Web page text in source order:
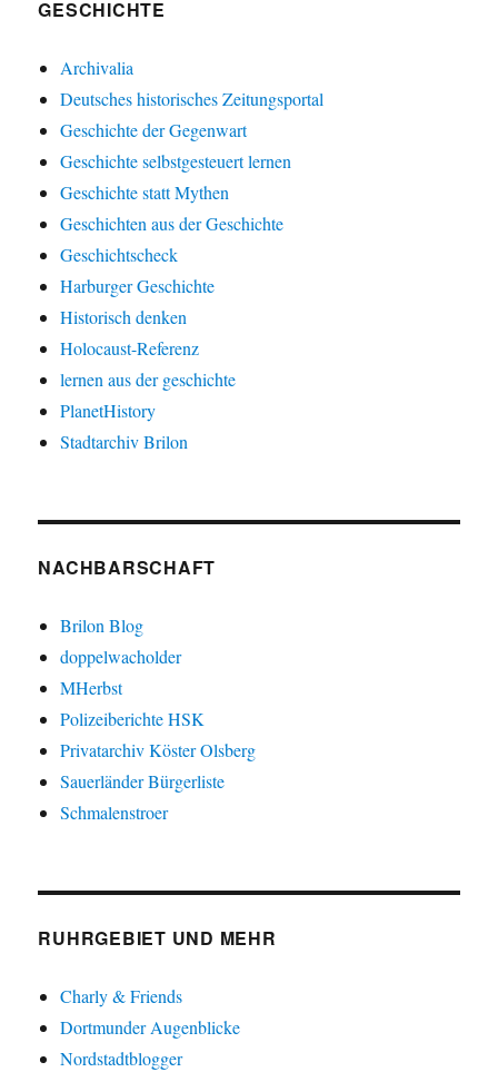
GESCHICHTE
Archivalia
Deutsches historisches Zeitungsportal
Geschichte der Gegenwart
Geschichte selbstgesteuert lernen
Geschichte statt Mythen
Geschichten aus der Geschichte
Geschichtscheck
Harburger Geschichte
Historisch denken
Holocaust-Referenz
lernen aus der geschichte
PlanetHistory
Stadtarchiv Brilon
NACHBARSCHAFT
Brilon Blog
doppelwacholder
MHerbst
Polizeiberichte HSK
Privatarchiv Köster Olsberg
Sauerländer Bürgerliste
Schmalenstroer
RUHRGEBIET UND MEHR
Charly & Friends
Dortmunder Augenblicke
Nordstadtblogger